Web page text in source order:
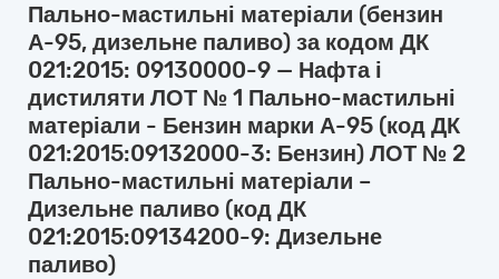
Пально-мастильні матеріали (бензин
А-95, дизельне паливо) за кодом ДК
021:2015: 09130000-9 — Нафта і
дистиляти ЛОТ № 1 Пально-мастильні
матеріали - Бензин марки А-95 (код ДК
021:2015:09132000-3: Бензин) ЛОТ № 2
Пально-мастильні матеріали –
Дизельне паливо (код ДК
021:2015:09134200-9: Дизельне
паливо)